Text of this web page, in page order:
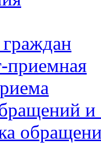
приемная
и